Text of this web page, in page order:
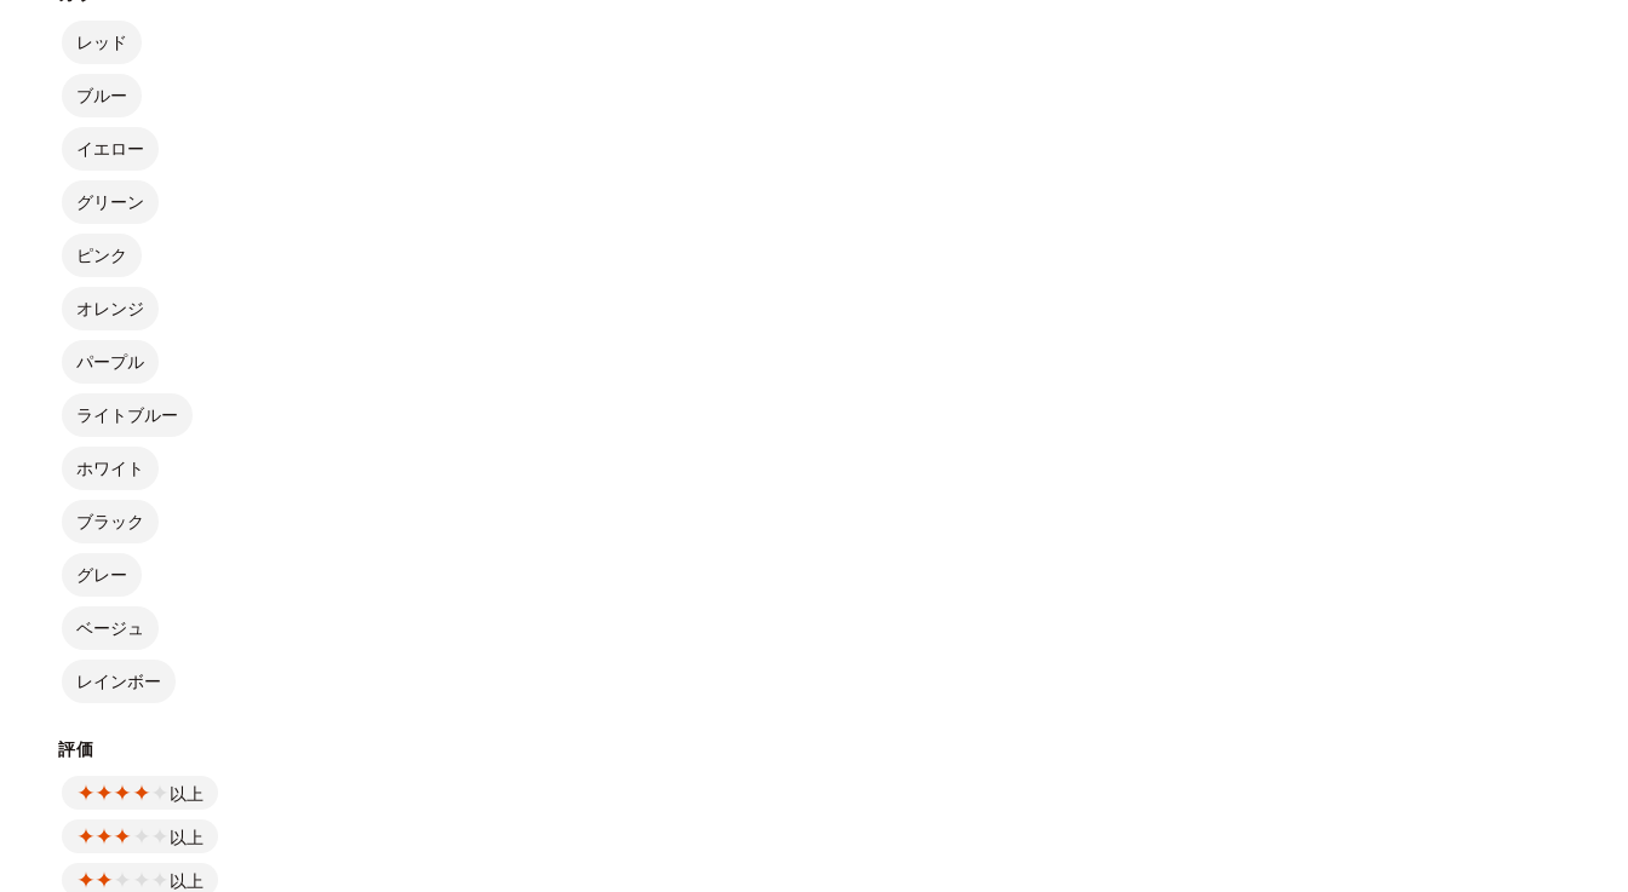
レッド
ブルー
イエロー
グリーン
ピンク
オレンジ
パープル
ライトブルー
ホワイト
ブラック
グレー
ベージュ
レインボー
評価
以上
以上
以上